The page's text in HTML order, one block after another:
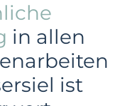
in allen
ist